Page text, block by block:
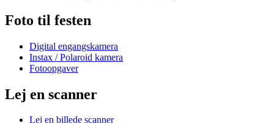
Foto til festen
Digital engangskamera
Instax / Polaroid kamera
Fotoopgaver
Lej en scanner
Lej en billede scanner